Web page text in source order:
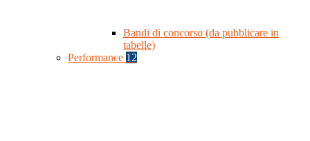
Bandi di concorso (da pubblicare in
tabelle)
Performance 12